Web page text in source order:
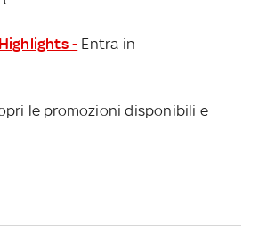
- Entra in
le promozioni disponibili e